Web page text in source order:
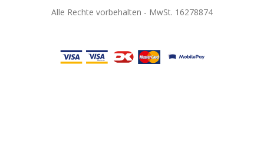
Alle Rechte vorbehalten - MwSt. 16278874